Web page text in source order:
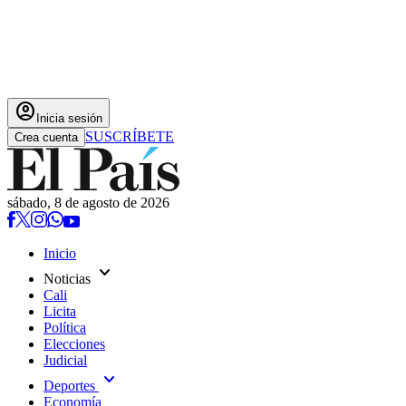
account_circle Inicia sesión
Crea cuenta SUSCRÍBETE
sábado, 8 de agosto de 2026
Inicio
Noticias expand_more
Cali
Licita
Política
Elecciones
Judicial
Deportes expand_more
Economía